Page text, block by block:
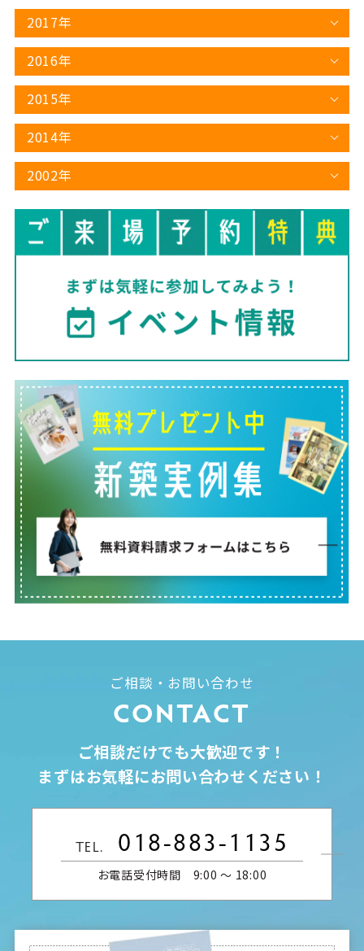
2017年
2016年
2015年
2014年
2002年
ご相談・お問い合わせ
CONTACT
ご相談だけでも大歓迎です！
まずはお気軽にお問い合わせください！
TEL. 018-883-1135
お電話受付時間 9:00 〜 18:00